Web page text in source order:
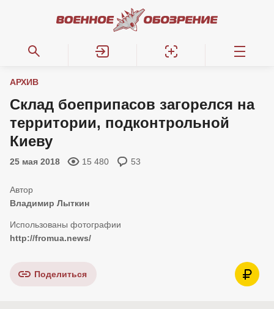
АРХИВ
Склад боеприпасов загорелся на
территории, подконтрольной
Киеву
25 мая 2018 15 480 53
Владимир Лыткин
http://fromua.news/
Поделиться